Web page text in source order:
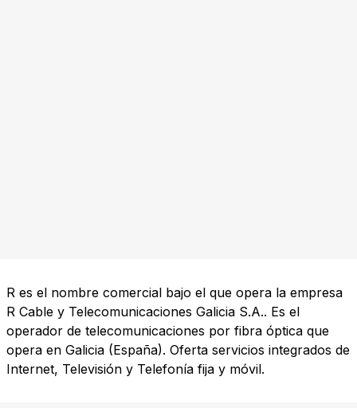
R es el nombre comercial bajo el que opera la empresa
R Cable y Telecomunicaciones Galicia S.A.. Es el
operador de telecomunicaciones por fibra óptica que
opera en Galicia (España). Oferta servicios integrados de
Internet, Televisión y Telefonía fija y móvil.